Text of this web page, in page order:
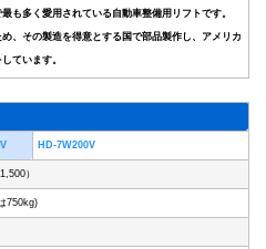
も多く愛用されている自動車整備用リフトです。
、その製造を得意とする国で部品製作し、アメリカ
ています。
HD-7W200V
）
750kg)